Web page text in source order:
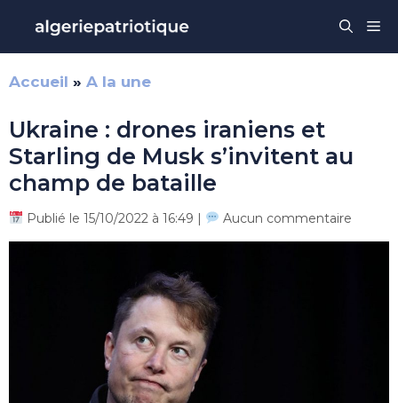
contenu
Accueil » A la une
Ukraine : drones iraniens et
Starling de Musk s’invitent au
champ de bataille
Publié le 15/10/2022 à 16:49 | Aucun commentaire